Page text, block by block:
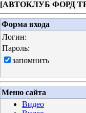
[АВТОКЛУБ ФОРД
Форма входа
Логин:
Пароль:
запомнить
Меню сайта
Видео